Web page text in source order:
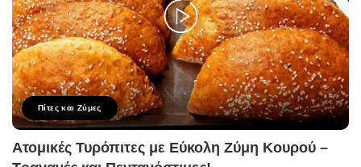
Πίτες και Ζύμες
Ατομικές Τυρόπιτες με Εύκολη Ζύμη Κουρού –